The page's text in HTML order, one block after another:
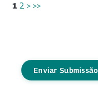
1 2 > >>
Enviar Submissão